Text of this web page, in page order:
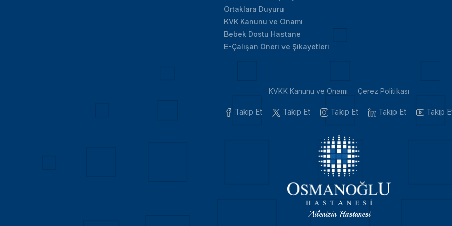
Ortaklara Duyuru
KVK Kanunu ve Onamı
Bebek Dostu Hastane
E-Çalışan Öneri ve Şikayetleri
KVKK Kanunu ve Onamı Çerez Politikası
Takip Et Takip Et Takip Et Takip Et Takip
Ailenizin Hastanesi